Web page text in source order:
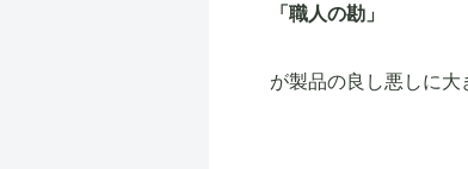
「職人の勘」
が製品の良し悪しに大